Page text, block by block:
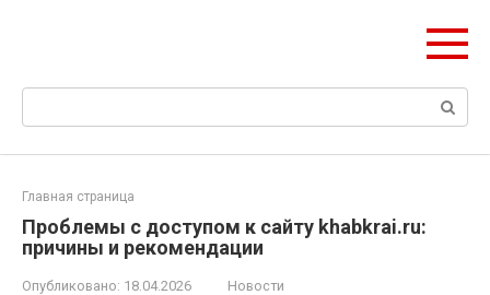
Поиск:
Главная страница
Проблемы с доступом к сайту khabkrai.ru:
причины и рекомендации
Опубликовано: 18.04.2026 Новости